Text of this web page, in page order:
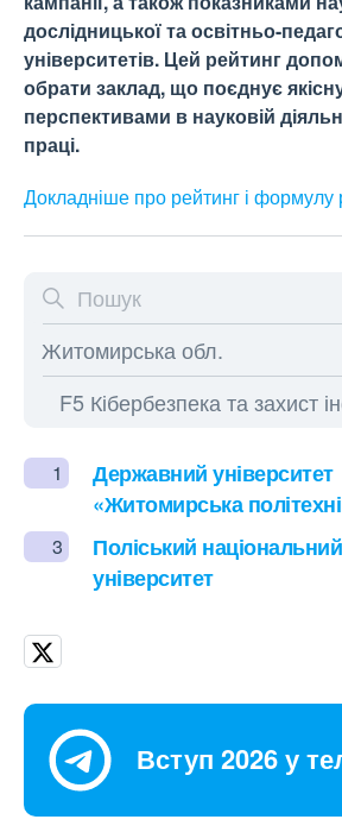
дослідницької та освітньо-
університетів. Цей рейтинг
обрати заклад, що поєднує
перспективами в науковій
праці.
Докладніше про рейтинг і формулу
1
Державний університет
«Житомирська
3
Поліський національний
університет
Вступ 2026 у